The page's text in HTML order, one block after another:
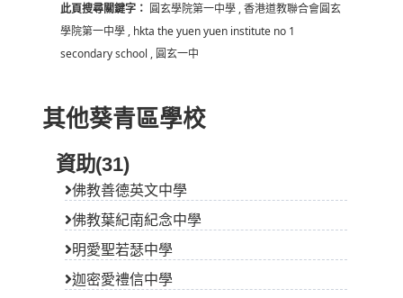
此頁搜尋關鍵字： 圓玄學院第一中學 ,香港道教聯合會圓玄
學院第一中學 , hkta the yuen yuen institute no 1
secondary school , 圓玄一中
其他葵青區學校
資助(31)
佛教善德英文中學
佛教葉紀南紀念中學
明愛聖若瑟中學
迦密愛禮信中學